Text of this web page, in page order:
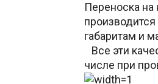
Переноска на
габаритам и
Все эти
числе при